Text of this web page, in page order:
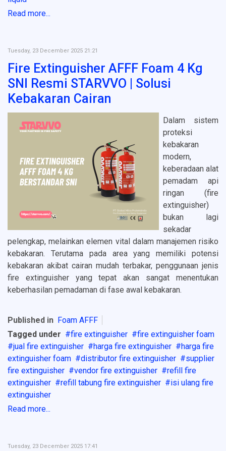
Read more...
Tuesday, 23 December 2025 21:21
Fire Extinguisher AFFF Foam 4 Kg
SNI Resmi STARVVO | Solusi
Kebakaran Cairan
Dalam sistem
proteksi
kebakaran
modern,
keberadaan alat
pemadam api
ringan (fire
extinguisher)
bukan lagi
sekadar
pelengkap, melainkan elemen vital dalam manajemen risiko
kebakaran. Terutama pada area yang memiliki potensi
kebakaran akibat cairan mudah terbakar, penggunaan jenis
fire extinguisher yang tepat akan sangat menentukan
keberhasilan pemadaman di fase awal kebakaran.
Published in Foam AFFF
Tagged under
fire extinguisher
fire extinguisher foam
jual fire extinguisher
harga fire extinguisher
harga fire
extinguisher foam
distributor fire extinguisher
supplier
fire extinguisher
vendor fire extinguisher
refill fire
extinguisher
refill tabung fire extinguisher
isi ulang fire
extinguisher
Read more...
Tuesday, 23 December 2025 17:41